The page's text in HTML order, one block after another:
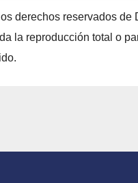
derechos reservados de
la reproducción total o